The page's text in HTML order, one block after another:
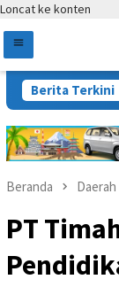
Loncat ke konten
Berita Terkini
Generasi
Beranda Daerah
PT